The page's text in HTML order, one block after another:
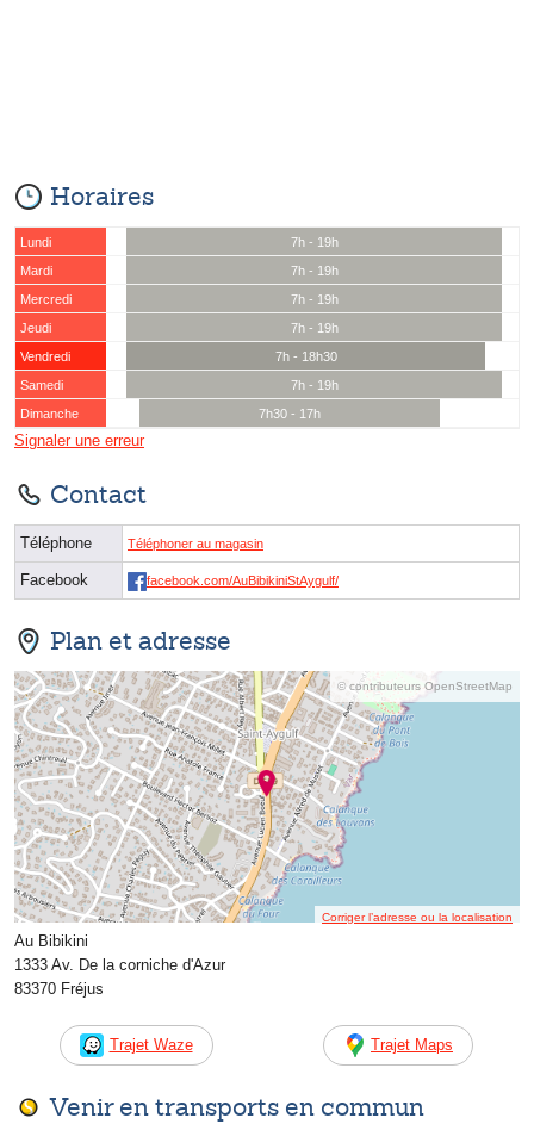
Horaires
Lundi
7h - 19h
Mardi
7h - 19h
Mercredi
7h - 19h
Jeudi
7h - 19h
Vendredi
7h - 18h30
Samedi
7h - 19h
Dimanche
7h30 - 17h
Signaler une erreur
Contact
Téléphone Téléphoner au magasin
Facebook facebook.com/AuBibikiniStAygulf/
Plan et adresse
© contributeurs OpenStreetMap
Corriger l’adresse ou la localisation
Au Bibikini
1333 Av. De la corniche d'Azur
83370 Fréjus
Trajet Waze Trajet Maps
Venir en transports en commun